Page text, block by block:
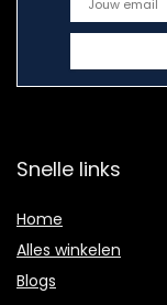
Snelle links
Home
Alles winkelen
Blogs